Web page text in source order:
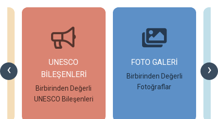
‹ ›
UNESCO
BİLEŞENLERİ
Birbirinden Değerli
UNESCO Bileşenleri
İncele
FOTO GALERİ
Birbirinden Değerli
Fotoğraflar